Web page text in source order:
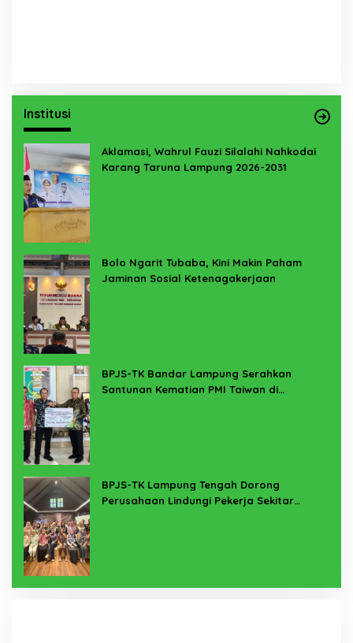
Institusi
Aklamasi, Wahrul Fauzi Silalahi Nahkodai
Karang Taruna Lampung 2026-2031
Bolo Ngarit Tubaba, Kini Makin Paham
Jaminan Sosial Ketenagakerjaan
BPJS-TK Bandar Lampung Serahkan
Santunan Kematian PMI Taiwan di
BPJS-TK Lampung Tengah Dorong
Perusahaan Lindungi Pekerja Sekitar